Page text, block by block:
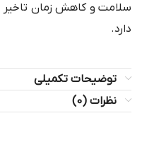
سلامت و کاهش زمان تاخیر
دارد.
توضیحات تکمیلی
نظرات (0)